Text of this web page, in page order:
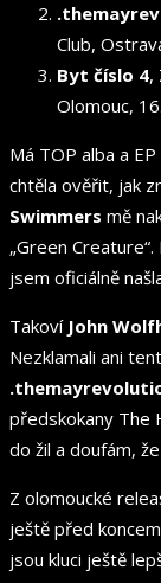
Club,
Byt číslo 4,
Olomouc,
Má TOP alba a
chtěla ověřit, jak
Swimmers mě
„Green
jsem oficiálně
Takoví John
Nezklamali ani
předskokany The
do žil a doufám,
Z olomoucké
ještě před
jsou kluci ještě